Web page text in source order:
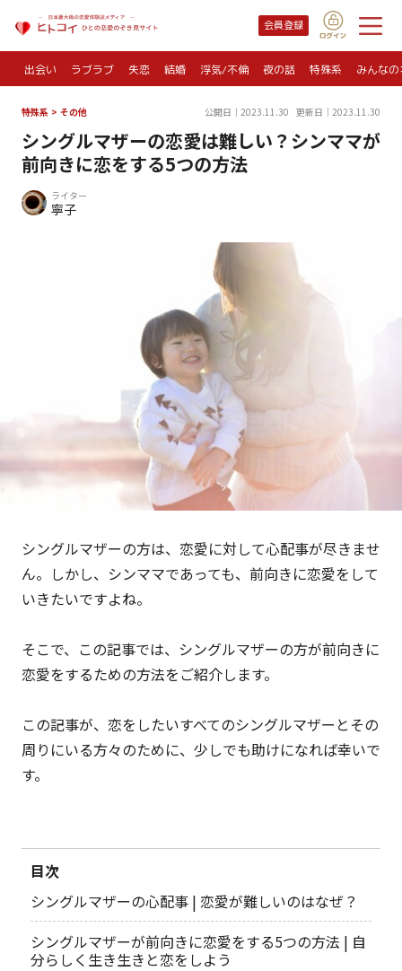
会員登録
出会い ラブラブ 失恋 結婚 浮気/不倫 夜の話 特殊系 みんな
特殊系 > その他 公開日｜2023.11.30 更新日｜2023.11.30
シングルマザーの恋愛は難しい？シンママが
前向きに恋をする5つの方法
ライター
寧子
シングルマザーの方は、恋愛に対して心配事が尽きませ
ん。しかし、シンママであっても、前向きに恋愛をして
いきたいですよね。
そこで、この記事では、シングルマザーの方が前向きに
恋愛をするための方法をご紹介します。
この記事が、恋をしたいすべてのシングルマザーとその
周りにいる方々のために、少しでも助けになれば幸いで
す。
目次
シングルマザーの心配事 | 恋愛が難しいのはなぜ？
シングルマザーが前向きに恋愛をする5つの方法 | 自
分らしく生き生きと恋をしよう